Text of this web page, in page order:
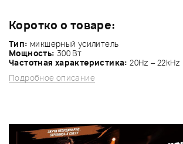
Коротко о товаре:
Тип: микшерный усилитель
Мощность: 300 Вт
Частотная характеристика: 20Hz – 22kHz
Подробное описание